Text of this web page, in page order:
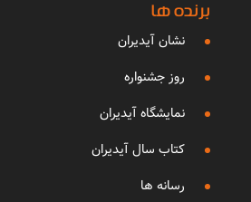
برنده ها
نشان آیدیران
روز جشنواره
نمایشگاه آیدیران
کتاب سال آیدیران
رسانه ها